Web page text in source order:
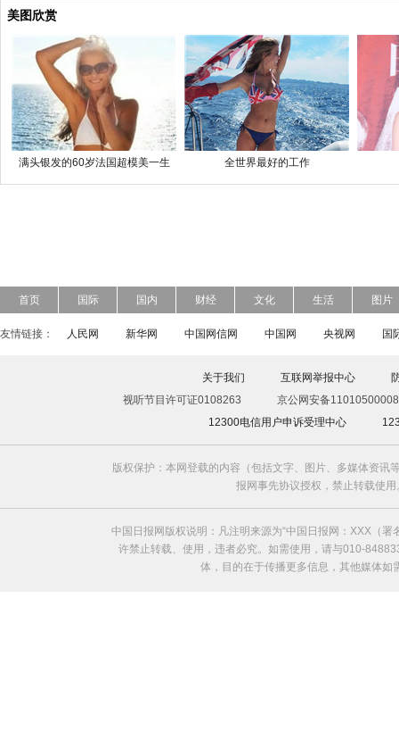
美图欣赏
满头银发的60岁法国超模美一生 全世界最好的工作
首页 国际 国内 财经 文化 生活 图片
友情链接： 人民网 新华网 中国网信网 中国网 央视网 国
关于我们 互联网举报中心
视听节目许可证0108263
京公网安备
12300电信用户申诉受理中心
版权保护：本网登载的内容（包括文字、图片、多媒体资
报网事先协议授权，禁止转载使
中国日报网版权说明：凡注明来源为“中国日报网：XXX（
许禁止转载、使用，违者必究。如需使用，请与010-
体，目的在于传播更多信息，其他媒体